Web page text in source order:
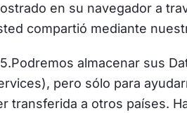
en su navegador a
compartió mediante
almacenar sus
pero sólo para
transferida a otros países.